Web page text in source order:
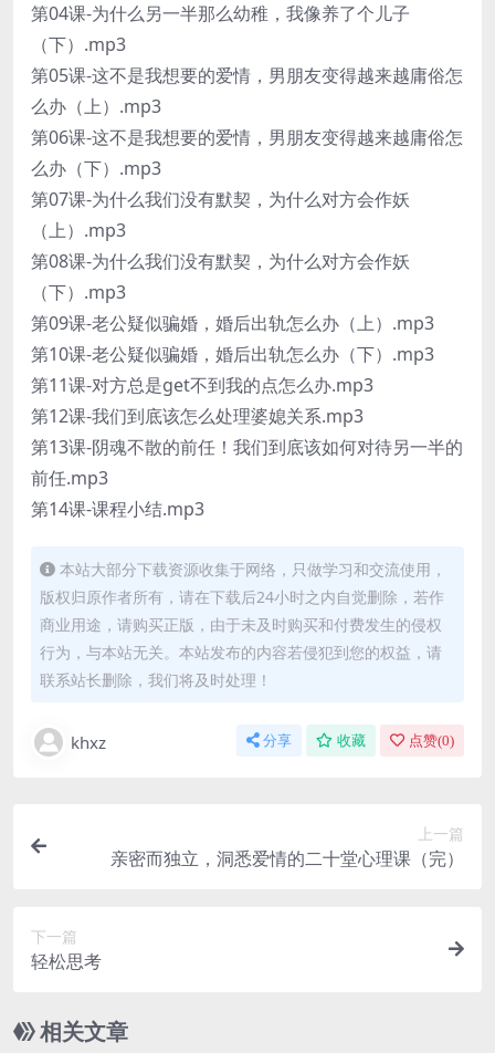
第04课-为什么另一半那么幼稚，我像养了个儿子
（下）.mp3
第05课-这不是我想要的爱情，男朋友变得越来越庸俗怎
么办（上）.mp3
第06课-这不是我想要的爱情，男朋友变得越来越庸俗怎
么办（下）.mp3
第07课-为什么我们没有默契，为什么对方会作妖
（上）.mp3
第08课-为什么我们没有默契，为什么对方会作妖
（下）.mp3
第09课-老公疑似骗婚，婚后出轨怎么办（上）.mp3
第10课-老公疑似骗婚，婚后出轨怎么办（下）.mp3
第11课-对方总是get不到我的点怎么办.mp3
第12课-我们到底该怎么处理婆媳关系.mp3
第13课-阴魂不散的前任！我们到底该如何对待另一半的
前任.mp3
第14课-课程小结.mp3
本站大部分下载资源收集于网络，只做学习和交流使用，
版权归原作者所有，请在下载后24小时之内自觉删除，若作
商业用途，请购买正版，由于未及时购买和付费发生的侵权
行为，与本站无关。本站发布的内容若侵犯到您的权益，请
联系站长删除，我们将及时处理！
khxz 分享 收藏 点赞(0)
上一篇
亲密而独立，洞悉爱情的二十堂心理课（完）
下一篇
轻松思考
相关文章